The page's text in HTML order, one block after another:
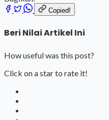
Copied!
Beri Nilai Artikel Ini
How useful was this post?
Click on a star to rate it!